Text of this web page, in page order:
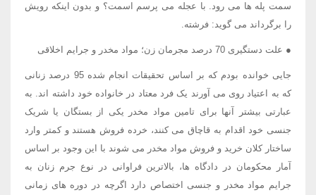
سمت پله ها می رود. با عجله می پرسم اسمت؟ و بدون اینکه رویش
را برگرداند می گوید: فرشته.
● علت دستگیری 70 درصد مجرمان زن؛ مواد مخدر و جرایم اخلاقی
جایی خوانده بودم که بر اساس تحقیقات انجام شده 95 درصد زنانی
که به اعتیاد روی می آورند یک فرد معتاد در خانواده خود داشته اند. به
عبارتی بیشتر آنها برای تامین مواد مخدر یکی از بستگان یا شریک
جنسی خود اقدام به قاچاق می کنند، خرده فروش هستند و کمتر وارد
ساختار کلان خرید و فروش مواد مخدر می شوند با این وجود بر اساس
آمار محکومان در دادگاه ها، بالاترین فراوانی در نوع جرم زنان به
جرایم مواد مخدر و جنسی اختصاص دارد اگرچه در دوره های زمانی